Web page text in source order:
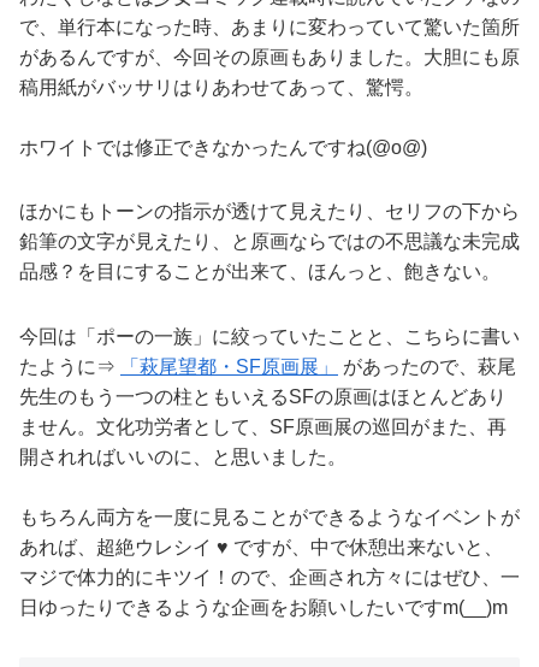
で、単行本になった時、あまりに変わっていて驚いた箇所
があるんですが、今回その原画もありました。大胆にも原
稿用紙がバッサリはりあわせてあって、驚愕。
ホワイトでは修正できなかったんですね(@o@)
ほかにもトーンの指示が透けて見えたり、セリフの下から
鉛筆の文字が見えたり、と原画ならではの不思議な未完成
品感？を目にすることが出来て、ほんっと、飽きない。
今回は「ポーの一族」に絞っていたことと、こちらに書い
たように⇒
「萩尾望都・SF原画展」
があったので、萩尾
先生のもう一つの柱ともいえるSFの原画はほとんどあり
ません。文化功労者として、SF原画展の巡回がまた、再
開されればいいのに、と思いました。
もちろん両方を一度に見ることができるようなイベントが
あれば、超絶ウレシイ ♥ ですが、中で休憩出来ないと、
マジで体力的にキツイ！ので、企画され方々にはぜひ、一
日ゆったりできるような企画をお願いしたいですm(__)m